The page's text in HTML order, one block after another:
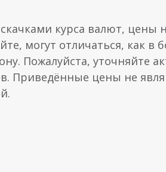
курса валют, цены
могут отличаться, как в
Пожалуйста, уточняйте
Приведённые цены не